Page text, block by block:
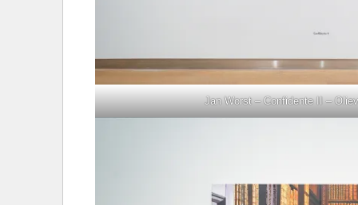
Jan Worst – Confidente II –